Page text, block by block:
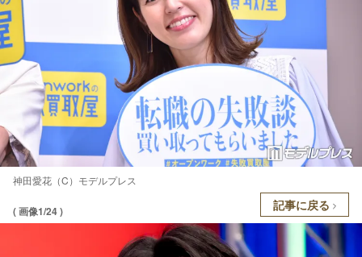
神田愛花（C）モデルプレス
( 画像1/24 ) 記事に戻る